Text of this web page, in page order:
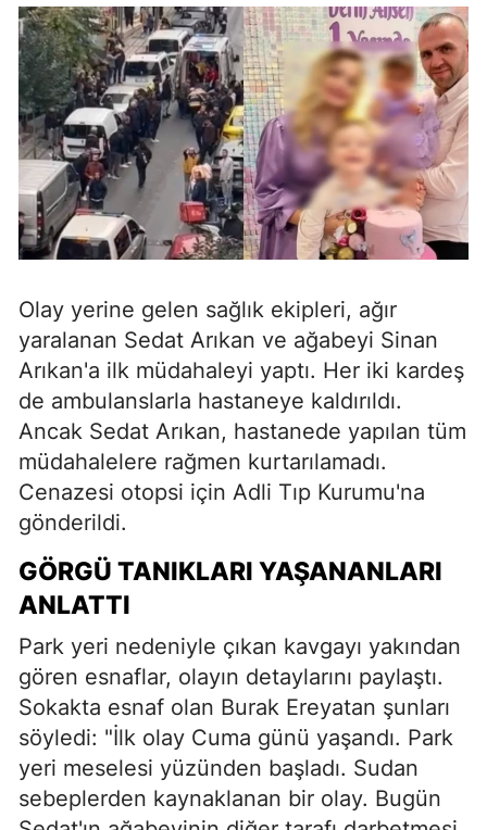
Olay yerine gelen sağlık ekipleri, ağır
yaralanan Sedat Arıkan ve ağabeyi Sinan
Arıkan'a ilk müdahaleyi yaptı. Her iki kardeş
de ambulanslarla hastaneye kaldırıldı.
Ancak Sedat Arıkan, hastanede yapılan tüm
müdahalelere rağmen kurtarılamadı.
Cenazesi otopsi için Adli Tıp Kurumu'na
gönderildi.
GÖRGÜ TANIKLARI YAŞANANLARI
ANLATTI
Park yeri nedeniyle çıkan kavgayı yakından
gören esnaflar, olayın detaylarını paylaştı.
Sokakta esnaf olan Burak Ereyatan şunları
söyledi: "İlk olay Cuma günü yaşandı. Park
yeri meselesi yüzünden başladı. Sudan
sebeplerden kaynaklanan bir olay. Bugün